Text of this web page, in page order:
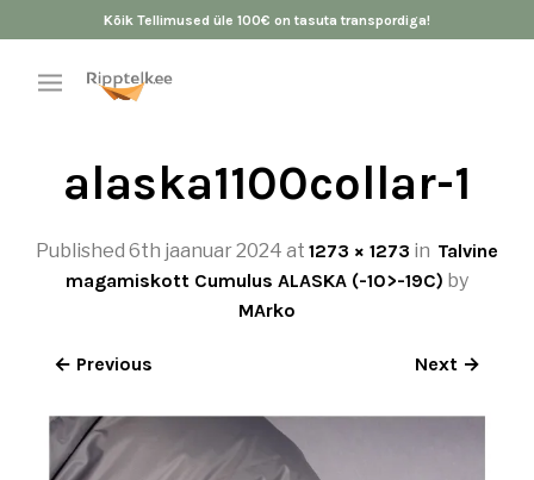
Kõik Tellimused üle 100€ on tasuta transpordiga!
alaska1100collar-1
Published 6th jaanuar 2024 at 1273 × 1273 in Talvine
magamiskott Cumulus ALASKA (-10>-19C) by
MArko
← Previous Next →